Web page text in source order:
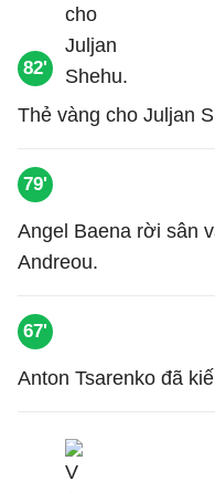
82'
Thẻ vàng cho Juljan
79'
Angel Baena rời sân
Andreou.
67'
Anton Tsarenko đã